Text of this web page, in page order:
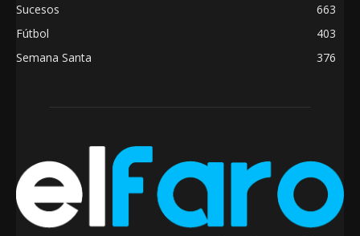
Sucesos
663
Fútbol
403
Semana Santa
376